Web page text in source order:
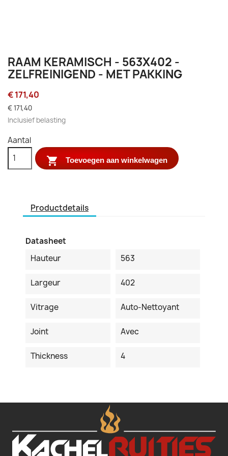
RAAM KERAMISCH - 563X402 -
ZELFREINIGEND - MET PAKKING
€ 171,40
€ 171,40
Inclusief belasting
Aantal
 Toevoegen aan winkelwagen
Productdetails
Datasheet
Hauteur
563
Largeur 402
Vitrage Auto-Nettoyant
Joint Avec
Thickness 4